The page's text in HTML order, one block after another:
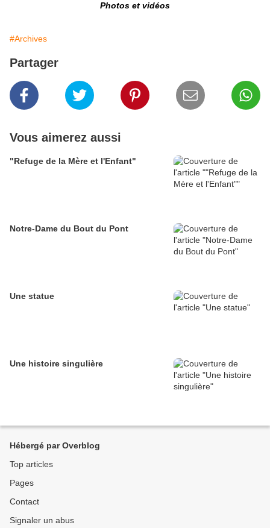
Photos et vidéos
#Archives
Partager
Vous aimerez aussi
"Refuge de la Mère et l'Enfant"
Notre-Dame du Bout du Pont
Une statue
Une histoire singulière
Hébergé par Overblog
Top articles
Pages
Contact
Signaler un abus